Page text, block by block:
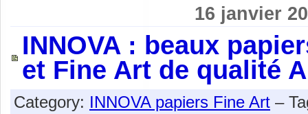
16 janvier
INNOVA : beaux
et Fine Art de qualité
Category: INNOVA papiers Fine Art –